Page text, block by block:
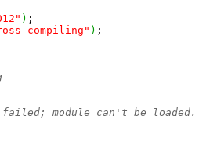
) ;
compiling" ) ;
module can't be loaded.